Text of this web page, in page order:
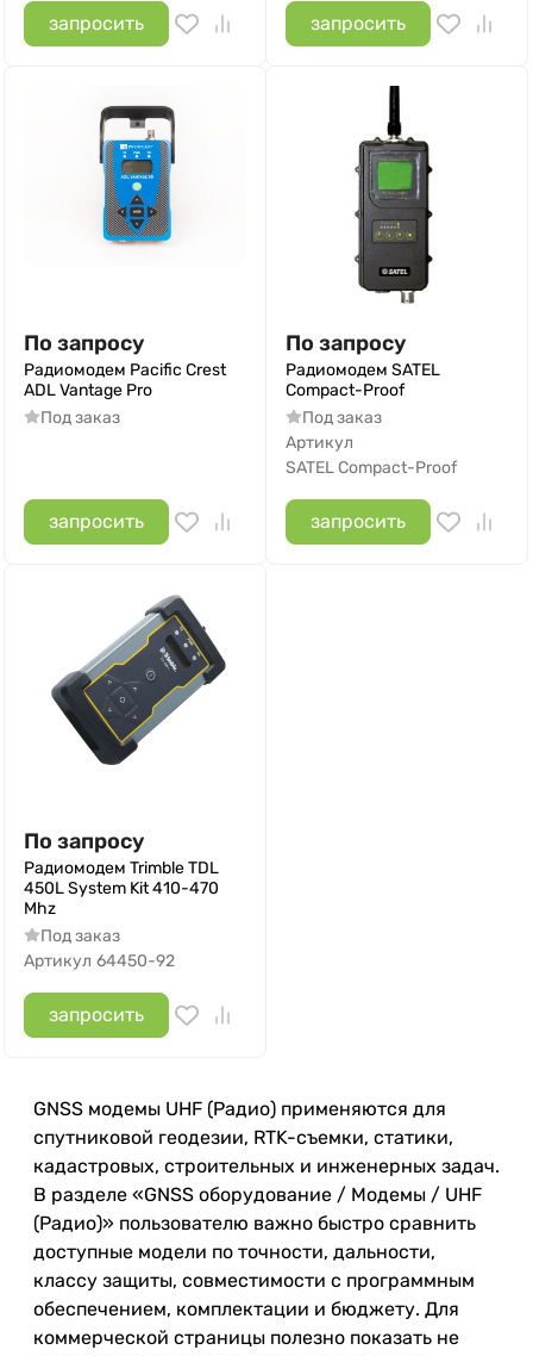
запросить запросить
По запросу
Радиомодем Pacific Crest
ADL Vantage Pro
Под заказ
запросить
По запросу
Радиомодем SATEL
Compact-Proof
Под заказ
Артикул
SATEL Compact-Proof
запросить
По запросу
Радиомодем Trimble TDL
450L System Kit 410-470
Mhz
Под заказ
Артикул 64450-92
запросить
GNSS модемы UHF (Радио) применяются для
спутниковой геодезии, RTK-съемки, статики,
кадастровых, строительных и инженерных задач.
В разделе «GNSS оборудование / Модемы / UHF
(Радио)» пользователю важно быстро сравнить
доступные модели по точности, дальности,
классу защиты, совместимости с программным
обеспечением, комплектации и бюджету. Для
коммерческой страницы полезно показать не